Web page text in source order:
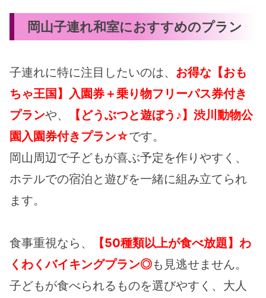
岡山子連れ和室におすすめのプラン
子連れに特に注目したいのは、 お得な【おも
ちゃ王国】入園券＋乗り物フリーパス券付き
プランや、
【どうぶつと遊ぼう♪】渋川動物公
園入園券付きプラン☆です。
岡山周辺で子どもが喜ぶ予定を作りやすく、
ホテルでの宿泊と遊びを一緒に組み立てられ
ます。
食事重視なら、
【50種類以上が食べ放題】わ
くわくバイキングプラン◎も見逃せません。
子どもが食べられるものを選びやすく、大人